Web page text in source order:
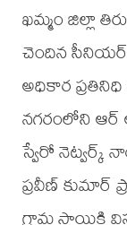
ఖమ్మం జిల్లా
చెందిన
అధికార
నగరంలోని ఆర్
స్వేరో నెట్వర్క్
ప్రవీణ్ కుమార్
గ్రామ స్థాయికి